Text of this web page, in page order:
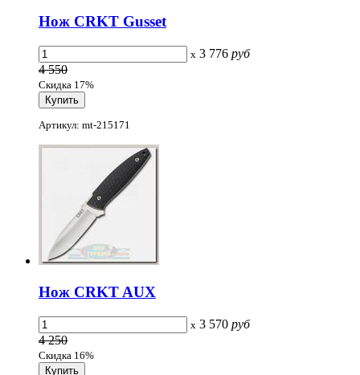
Нож CRKT Gusset
x 3 776 руб
4 550
Скидка 17%
Артикул: mt-215171
Нож CRKT AUX
x 3 570 руб
4 250
Скидка 16%